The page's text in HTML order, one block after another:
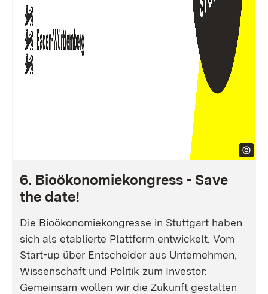
6. Bioökonomiekongress - Save
the date!
Die Bioökonomiekongresse in Stuttgart haben
sich als etablierte Plattform entwickelt. Vom
Start-up über Entscheider aus Unternehmen,
Wissenschaft und Politik zum Investor:
Gemeinsam wollen wir die Zukunft gestalten